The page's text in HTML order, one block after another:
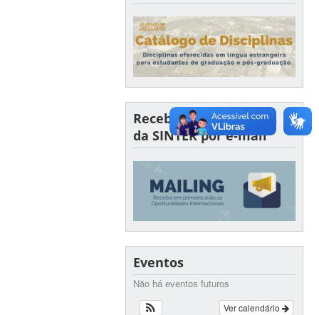
Receba oportunidades
da SINTER por e-mail
Eventos
Não há eventos futuros
Ver calendário